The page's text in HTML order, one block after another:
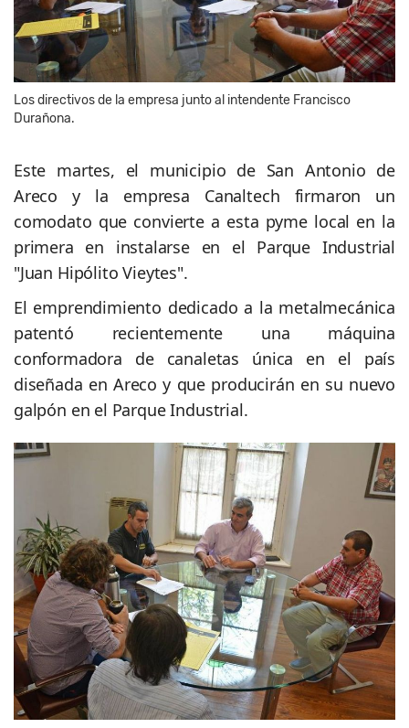
Los directivos de la empresa junto al intendente Francisco
Durañona.
Este martes, el municipio de San Antonio de
Areco y la empresa Canaltech firmaron un
comodato que convierte a esta pyme local en la
primera en instalarse en el Parque Industrial
"Juan Hipólito Vieytes".
El emprendimiento dedicado a la metalmecánica
patentó recientemente una máquina
conformadora de canaletas única en el país
diseñada en Areco y que producirán en su nuevo
galpón en el Parque Industrial.